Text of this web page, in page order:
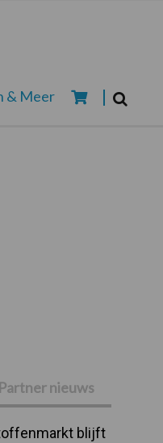
& Meer
Partner nieuws
blijft